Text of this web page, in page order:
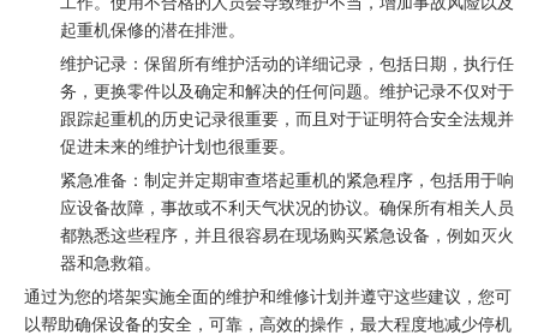
起重机保修的潜在排泄。
维护记录：保留所有维护活动的详细记录，包括日期，执行任
务，更换零件以及确定和解决的任何问题。维护记录不仅对于
跟踪起重机的历史记录很重要，而且对于证明符合安全法规并
促进未来的维护计划也很重要。
紧急准备：制定并定期审查塔起重机的紧急程序，包括用于响
应设备故障，事故或不利天气状况的协议。确保所有相关人员
都熟悉这些程序，并且很容易在现场购买紧急设备，例如灭火
器和急救箱。
通过为您的塔架实施全面的维护和维修计划并遵守这些建议，您可
以帮助确保设备的安全，可靠，高效的操作，最大程度地减少停机